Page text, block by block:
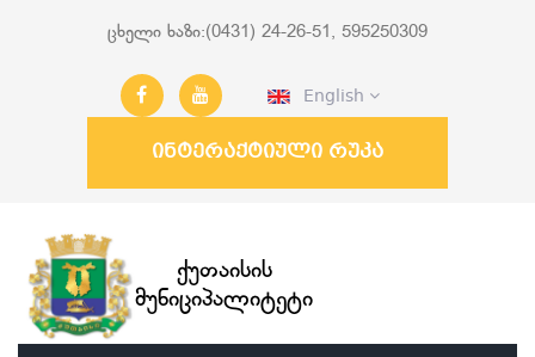
ცხელი ხაზი:(0431) 24-26-51, 595250309
English
ინტერაქტიული რუკა
ქუთაისის
მუნიციპალიტეტი